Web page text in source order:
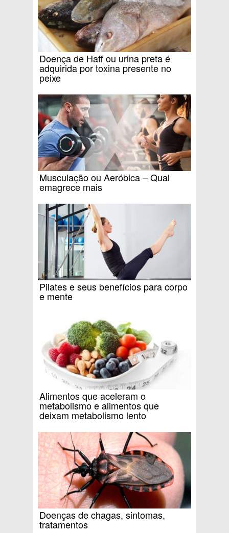
Doença de Haff ou urina preta é
adquirida por toxina presente no
peixe
Musculação ou Aeróbica – Qual
emagrece mais
Pilates e seus benefícios para corpo
e mente
Alimentos que aceleram o
metabolismo e alimentos que
deixam metabolismo lento
Doenças de chagas, sintomas,
tratamentos